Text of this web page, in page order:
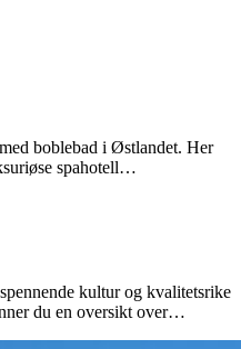
boblebad i Østlandet. Her
spahotell…
kultur og kvalitetsrike
du en oversikt over…